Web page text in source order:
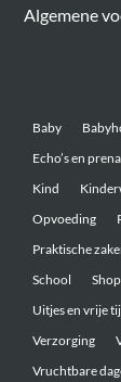
Algemene
Baby
Echo’s en
Kind
Opvoeding
Praktische
School
Uitjes en vrije
Verzorging
Vruchtbare